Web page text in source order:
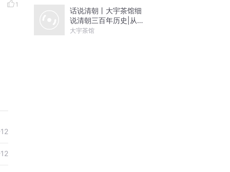
1
话说清朝丨大宇茶馆细
说清朝三百年历史|从努
尔哈赤到末代皇帝溥仪|
大宇茶馆